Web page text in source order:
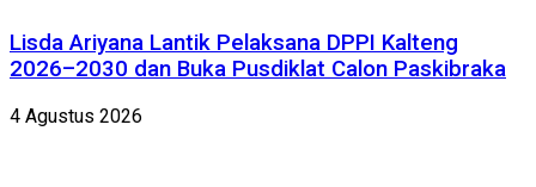
Lisda Ariyana Lantik Pelaksana DPPI Kalteng
2026–2030 dan Buka Pusdiklat Calon Paskibraka
4 Agustus 2026